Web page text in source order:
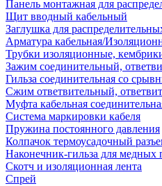
Панель монтажная для
Щит вводный кабельный
Заглушка для
Арматура кабельная/
Трубки изоляционные,
Зажим соединительный,
Гильза соединительная со
Сжим ответвительный,
Муфта кабельная
Система маркировки кабеля
Пружина постоянного давления
Колпачок термоусадочный
Наконечник-гильза для медных
Скотч и изоляционная лента
Спрей